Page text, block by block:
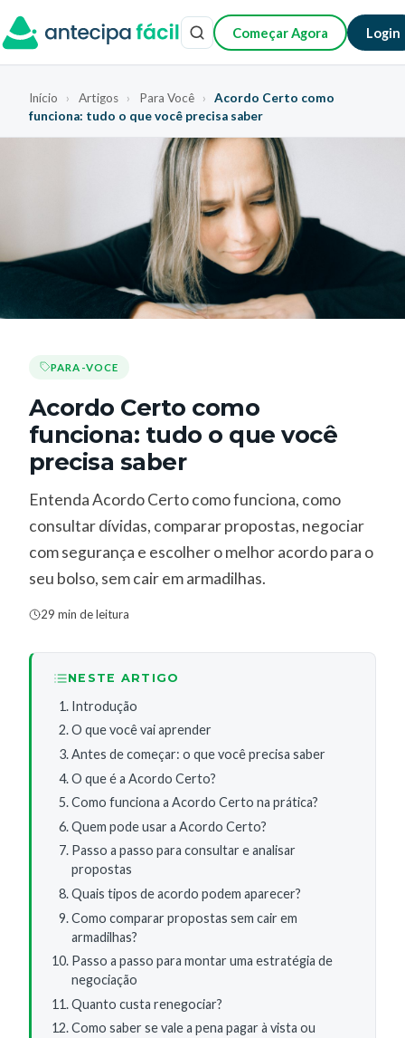
Começar Agora Login
Início › Artigos › Para Você ›
Acordo Certo como
funciona: tudo o que você precisa saber
PARA-VOCE
Acordo Certo como
funciona: tudo o que você
precisa saber
Entenda Acordo Certo como funciona, como
consultar dívidas, comparar propostas, negociar
com segurança e escolher o melhor acordo para o
seu bolso, sem cair em armadilhas.
29 min de leitura
NESTE ARTIGO
Introdução
O que você vai aprender
Antes de começar: o que você precisa saber
O que é a Acordo Certo?
Como funciona a Acordo Certo na prática?
Quem pode usar a Acordo Certo?
Passo a passo para consultar e analisar
propostas
Quais tipos de acordo podem aparecer?
Como comparar propostas sem cair em
armadilhas?
Passo a passo para montar uma estratégia de
negociação
Quanto custa renegociar?
Como saber se vale a pena pagar à vista ou